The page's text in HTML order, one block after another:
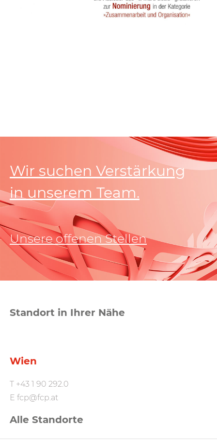
Wir suchen Verstärkung
in unserem Team.
Unsere offenen Stellen
Standort in Ihrer Nähe
Wien
T +43 1 90 292.0
E fcp@fcp.at
Alle Standorte